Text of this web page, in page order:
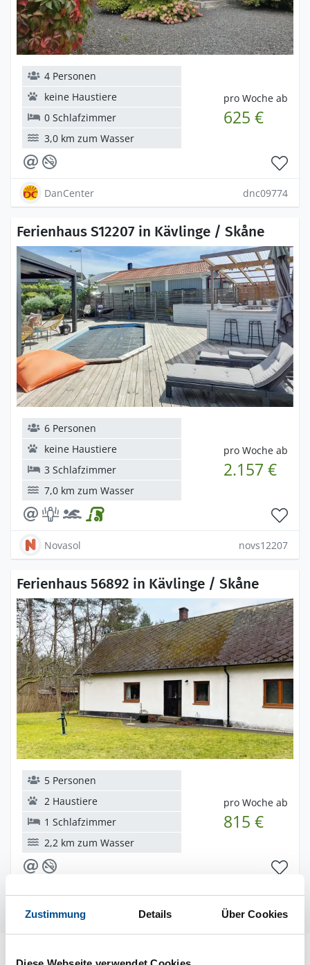
Zustimmung Details Über Cookies
pro Woche ab
625 €
4 Personen
keine Haustiere
0 Schlafzimmer
3,0 km zum Wasser
DanCenter dnc09774
Ferienhaus S12207 in Kävlinge / Skåne
pro Woche ab
2.157 €
6 Personen
keine Haustiere
3 Schlafzimmer
7,0 km zum Wasser
Novasol novs12207
Ferienhaus 56892 in Kävlinge / Skåne
pro Woche ab
815 €
5 Personen
2 Haustiere
1 Schlafzimmer
2,2 km zum Wasser
DanCenter dnc56892